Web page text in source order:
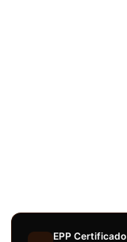
EPP Certificado